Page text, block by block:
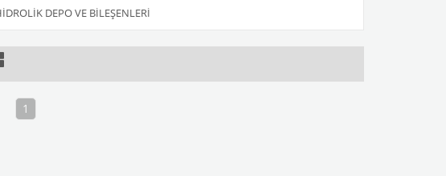
DEPO VE BILEŞENLERI
1